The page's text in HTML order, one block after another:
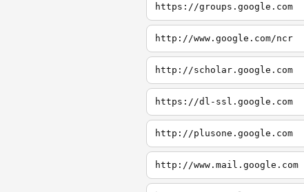
https://groups.google.com
http://www.google.com/ncr
http://scholar.google.com
https://dl-ssl.google.com
http://plusone.google.com
http://www.mail.google.com